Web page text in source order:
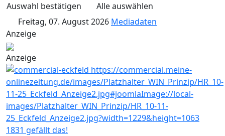
Auswahl bestätigen
Alle auswählen
Freitag, 07. August 2026 Mediadaten
Anzeige
Anzeige
1831 gefällt das!